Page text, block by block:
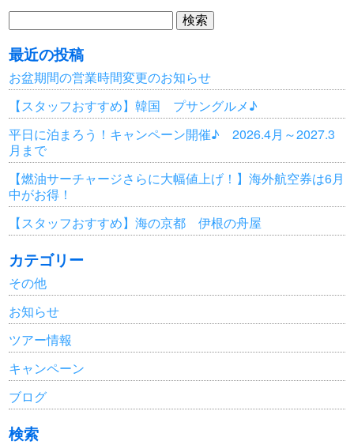
検
索:
最近の投稿
お盆期間の営業時間変更のお知らせ
【スタッフおすすめ】韓国 プサングルメ♪
平日に泊まろう！キャンペーン開催♪ 2026.4月～2027.3
月まで
【燃油サーチャージさらに大幅値上げ！】海外航空券は6月
中がお得！
【スタッフおすすめ】海の京都 伊根の舟屋
カテゴリー
その他
お知らせ
ツアー情報
キャンペーン
ブログ
検索